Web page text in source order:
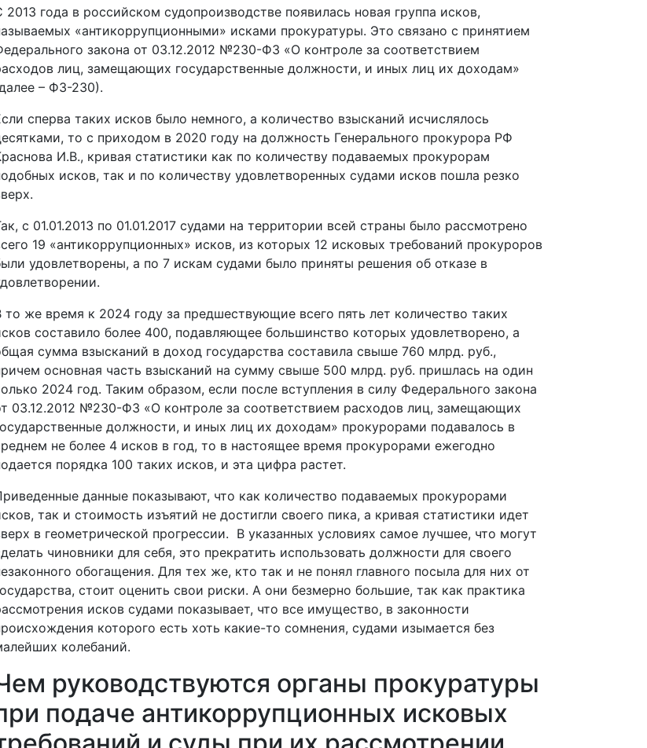
2013 года в российском судопроизводстве появилась новая группа исков,
«антикоррупционными» исками прокуратуры. Это связано с принятием
закона от 03.12.2012 №230-ФЗ «О контроле за соответствием
лиц, замещающих государственные должности, и иных лиц их доходам»
– ФЗ-230).
сперва таких исков было немного, а количество взысканий исчислялось
то с приходом в 2020 году на должность Генерального прокурора РФ
И.В., кривая статистики как по количеству подаваемых прокурорам
исков, так и по количеству удовлетворенных судами исков пошла резко
с 01.01.2013 по 01.01.2017 судами на территории всей страны было рассмотрено
19 «антикоррупционных» исков, из которых 12 исковых требований прокуроров
удовлетворены, а по 7 искам судами было приняты решения об отказе в
то же время к 2024 году за предшествующие всего пять лет количество таких
составило более 400, подавляющее большинство которых удовлетворено, а
сумма взысканий в доход государства составила свыше 760 млрд. руб.,
основная часть взысканий на сумму свыше 500 млрд. руб. пришлась на один
2024 год. Таким образом, если после вступления в силу Федерального закона
03.12.2012 №230-ФЗ «О контроле за соответствием расходов лиц, замещающих
должности, и иных лиц их доходам» прокурорами подавалось в
не более 4 исков в год, то в настоящее время прокурорами ежегодно
порядка 100 таких исков, и эта цифра растет.
данные показывают, что как количество подаваемых прокурорами
так и стоимость изъятий не достигли своего пика, а кривая статистики идет
в геометрической прогрессии. В указанных условиях самое лучшее, что могут
чиновники для себя, это прекратить использовать должности для своего
обогащения. Для тех же, кто так и не понял главного посыла для них от
стоит оценить свои риски. А они безмерно большие, так как практика
исков судами показывает, что все имущество, в законности
которого есть хоть какие-то сомнения, судами изымается без
колебаний.
руководствуются органы прокуратуры
подаче антикоррупционных исковых